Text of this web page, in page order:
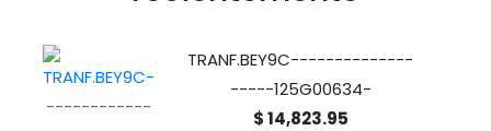
TRANF.BEY9C--------------
-----125G00634-
$ 14,823.95